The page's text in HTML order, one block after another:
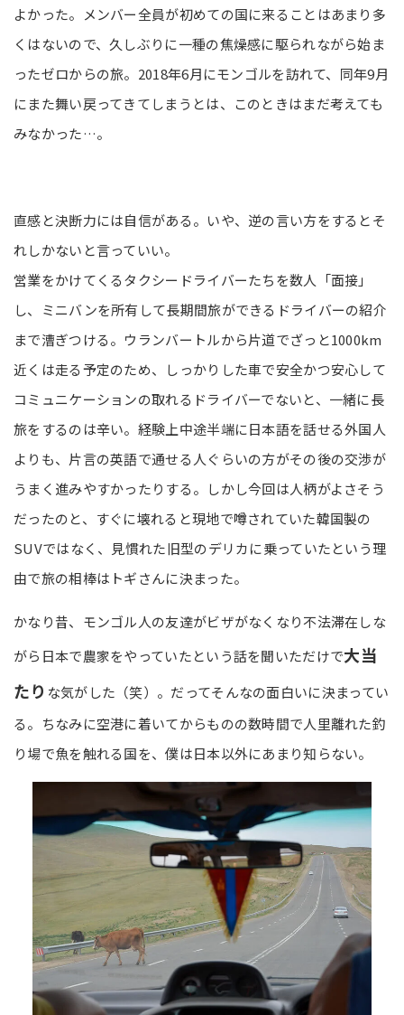
よかった。メンバー全員が初めての国に来ることはあまり多
くはないので、久しぶりに一種の焦燥感に駆られながら始ま
ったゼロからの旅。2018年6月にモンゴルを訪れて、同年9月
にまた舞い戻ってきてしまうとは、このときはまだ考えても
みなかった…。
直感と決断力には自信がある。いや、逆の言い方をするとそ
れしかないと言っていい。
営業をかけてくるタクシードライバーたちを数人「面接」
し、ミニバンを所有して長期間旅ができるドライバーの紹介
まで漕ぎつける。ウランバートルから片道でざっと1000km
近くは走る予定のため、しっかりした車で安全かつ安心して
コミュニケーションの取れるドライバーでないと、一緒に長
旅をするのは辛い。経験上中途半端に日本語を話せる外国人
よりも、片言の英語で通せる人ぐらいの方がその後の交渉が
うまく進みやすかったりする。しかし今回は人柄がよさそう
だったのと、すぐに壊れると現地で噂されていた韓国製の
SUVではなく、見慣れた旧型のデリカに乗っていたという理
由で旅の相棒はトギさんに決まった。
かなり昔、モンゴル人の友達がビザがなくなり不法滞在しな
がら日本で農家をやっていたという話を聞いただけで大当
たり な気がした（笑）。だってそんなの面白いに決まってい
る。ちなみに空港に着いてからものの数時間で人里離れた釣
り場で魚を触れる国を、僕は日本以外にあまり知らない。